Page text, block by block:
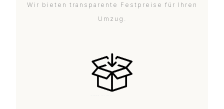
Wir bieten transparente Festpreise für Ihren
Umzug.